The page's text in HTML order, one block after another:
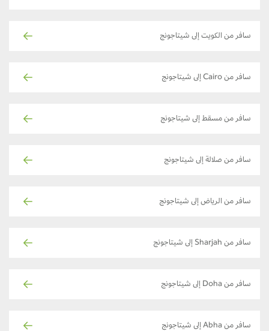
سافر من الكويت إلى شيتاجونج
سافر من Cairo إلى شيتاجونج
سافر من مسقط إلى شيتاجونج
سافر من صلالة إلى شيتاجونج
سافر من الرياض إلى شيتاجونج
سافر من Sharjah إلى شيتاجونج
سافر من Doha إلى شيتاجونج
سافر من Abha إلى شيتاجونج